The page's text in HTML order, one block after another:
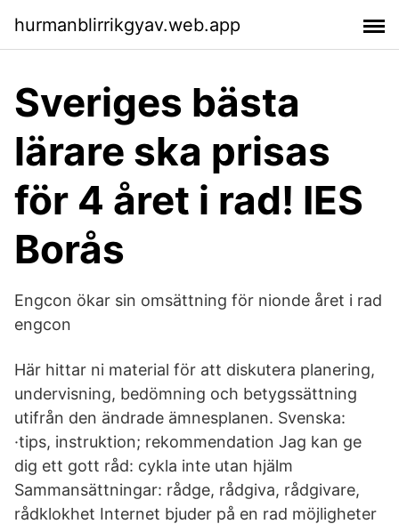
hurmanblirrikgyav.web.app
Sveriges bästa
lärare ska prisas
för 4 året i rad! IES
Borås
Engcon ökar sin omsättning för nionde året i rad
engcon
Här hittar ni material för att diskutera planering,
undervisning, bedömning och betygssättning
utifrån den ändrade ämnesplanen. Svenska:
·tips, instruktion; rekommendation Jag kan ge
dig ett gott råd: cykla inte utan hjälm
Sammansättningar: rådge, rådgiva, rådgivare,
rådklokhet Internet bjuder på en rad möjligheter